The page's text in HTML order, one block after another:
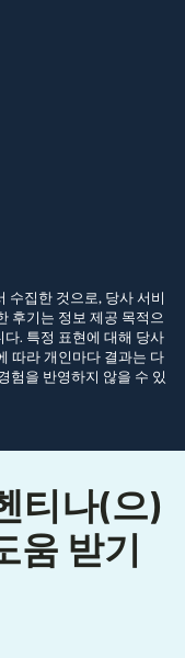
집한 것으로, 당사 서비
후기는 정보 제공 목적으
다. 특정 표현에 대해 당사
따라 개인마다 결과는 다
험을 반영하지 않을 수 있
티나(으)
움 받기